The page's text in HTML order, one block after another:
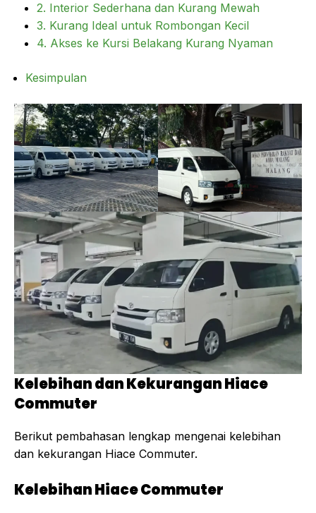
2. Interior Sederhana dan Kurang Mewah
3. Kurang Ideal untuk Rombongan Kecil
4. Akses ke Kursi Belakang Kurang Nyaman
Kesimpulan
Kelebihan dan Kekurangan Hiace
Commuter
Berikut pembahasan lengkap mengenai kelebihan
dan kekurangan Hiace Commuter.
Kelebihan Hiace Commuter